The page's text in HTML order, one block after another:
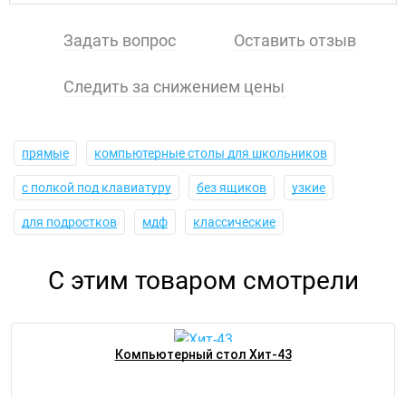
Задать вопрос Оставить отзыв
Следить за снижением цены
прямые компьютерные столы для школьников
с полкой под клавиатуру без ящиков узкие
для подростков мдф классические
С этим товаром смотрели
Компьютерный стол Хит-43